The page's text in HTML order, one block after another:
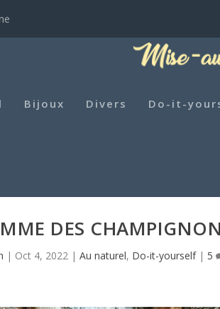
Bijoux Divers Do-it-
DES
| Oct 4, 2022 |Au naturel, Do-it-yourself| 5